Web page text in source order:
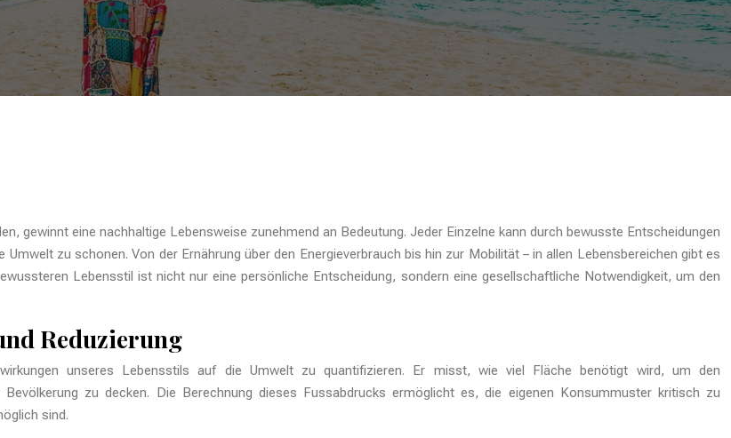
gewinnt eine nachhaltige Lebensweise zunehmend an Bedeutung. Jeder Einzelne kann durch bewusste Entscheidungen
zu schonen. Von der Ernährung über den Energieverbrauch bis hin zur Mobilität – in allen Lebensbereichen gibt es
Lebensstil ist nicht nur eine persönliche Entscheidung, sondern eine gesellschaftliche Notwendigkeit, um den
Reduzierung
unseres Lebensstils auf die Umwelt zu quantifizieren. Er misst, wie viel Fläche benötigt wird, um den
zu decken. Die Berechnung dieses Fussabdrucks ermöglicht es, die eigenen Konsummuster kritisch zu
sind.